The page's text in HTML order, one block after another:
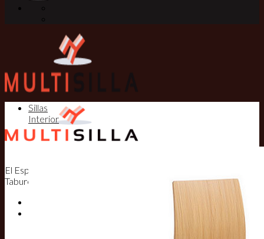
El Especialista en Sillas, Mesas y
Taburetes
Sillas
Interior